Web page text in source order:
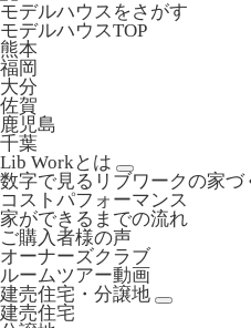
モデルハウスをさがす
モデルハウスTOP
熊本
福岡
大分
佐賀
鹿児島
千葉
Lib Workとは
数字で見るリブワークの家づ
コストパフォーマンス
家ができるまでの流れ
ご購入者様の声
オーナーズクラブ
ルームツアー動画
建売住宅・分譲地
建売住宅